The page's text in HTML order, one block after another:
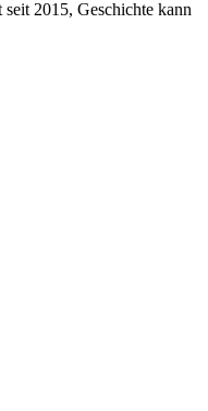
2015, Geschichte kann